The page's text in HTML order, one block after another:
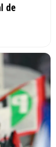
de